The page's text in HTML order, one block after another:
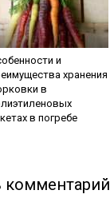
и
хранения
в
в погребе
комментарий